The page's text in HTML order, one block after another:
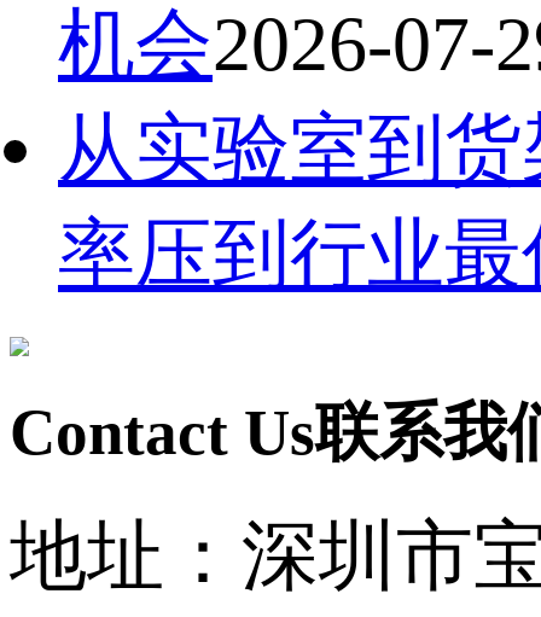
机会2026-07-
从实验室到
率压到行业最
Contact Us联系我
地址：深圳市